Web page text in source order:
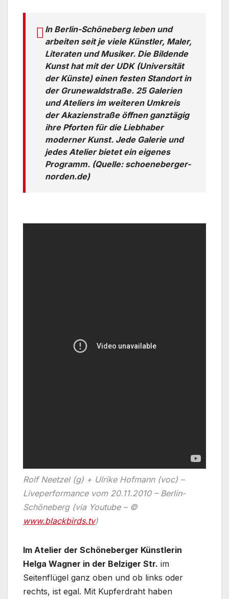
In Berlin-Schöneberg leben und
arbeiten seit je viele Künstler, Maler,
Literaten und Musiker. Die Bildende
Kunst hat mit der UDK (Universität
der Künste) einen festen Standort in
der Grunewaldstraße. 25 Galerien
und Ateliers im weiteren Umkreis
der Akazienstraße öffnen ganztägig
ihre Pforten für die Liebhaber
moderner Kunst. Jede Galerie und
jedes Atelier bietet ein eigenes
Programm. (Quelle: schoeneberger-
norden.de)
Rolf Neetzel (g) + Ulrike Hofmann (voc) –
Liveperformance vom 20.11.2010 – Berlin-
Schöneberg (via Youtube – ©
www.blackbirds.tv)
Im Atelier der Schöneberger Künstlerin
Helga Wagner in der Belziger Str. im
Seitenflügel ganz oben und ob links oder
rechts, ist egal. Mit Kupferdraht haben